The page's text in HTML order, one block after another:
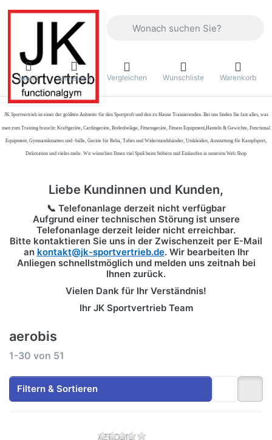
Menü Anmelden Vergleichen Wunschliste Warenkorb
JK Sportvertrieb ist einer der größten Anbieter für den Sportprofi und den zu Hause Trainierenden. Bei uns finden Sie fast alles, was
man zum Training braucht: Kraftgeräte, Cardiogeräte, Bodenbeläge, Fitnessgeräte, Fitness Equipment,Hanteln & Gewichte, Functional
Equipment, Gymnastikmatten und -bälle, Geräte für Reha, Tubes und Widerstandsbänder, Umkleiden, Ausstattung für Kampfsport,
Dekoration und vieles mehr. Wir wünschen Ihnen viel Spaß beim Stöbern und Einkaufen in unserem Web Shop
Liebe Kundinnen und Kunden,
📞 Telefonanlage derzeit nicht verfügbar
Aufgrund einer technischen Störung ist unsere
Telefonanlage derzeit leider nicht erreichbar.
Bitte kontaktieren Sie uns in der Zwischenzeit per E-Mail
an kontakt@jk-sportvertrieb.de. Wir bearbeiten Ihr
Anliegen schnellstmöglich und melden uns zeitnah bei
Ihnen zurück.
Vielen Dank für Ihr Verständnis!
Ihr JK Sportvertrieb Team
aerobis
Suchergebnisse:
1-30 von 51
Filtern & Sortieren
AEROBIS Zu diesem Produkt liegen